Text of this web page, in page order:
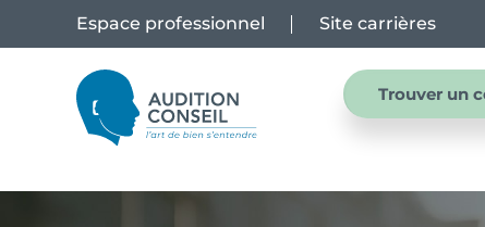
Espace professionnel Site carrières
Trouver un